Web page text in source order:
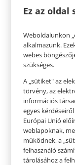
bors
Elkészítés:
A vajat
hozzáadjuk
elkeverjük.
elkészült,
Tálalás:
A besamel
Ez az
Weboldalunkon
alkalmazunk.
webes
szükséges.
A „sütiket" az
törvény, az
információs
egyes
Európai Unió
weblapoknak,
működnek, a
felhasználó
tárolásához a